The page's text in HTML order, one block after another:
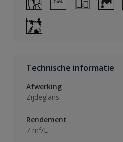
Technische informatie
Afwerking
Zijdeglans
Rendement
7 m²/L